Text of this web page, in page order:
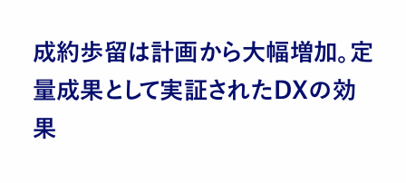
成約歩留は計画から大幅増加。定
量成果として実証されたDXの効
果